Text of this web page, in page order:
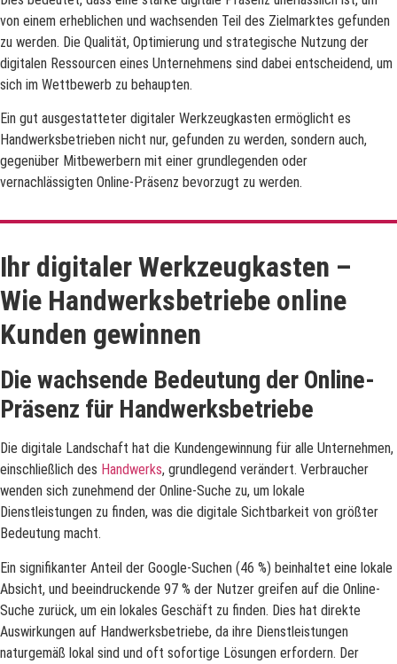
von einem erheblichen und wachsenden Teil des Zielmarktes gefunden
zu werden. Die Qualität, Optimierung und strategische Nutzung der
digitalen Ressourcen eines Unternehmens sind dabei entscheidend, um
sich im Wettbewerb zu behaupten.
Ein gut ausgestatteter digitaler Werkzeugkasten ermöglicht es
Handwerksbetrieben nicht nur, gefunden zu werden, sondern auch,
gegenüber Mitbewerbern mit einer grundlegenden oder
vernachlässigten Online-Präsenz bevorzugt zu werden.
Ihr digitaler Werkzeugkasten –
Wie Handwerksbetriebe online
Kunden gewinnen
Die wachsende Bedeutung der Online-
Präsenz für Handwerksbetriebe
Die digitale Landschaft hat die Kundengewinnung für alle Unternehmen,
einschließlich des Handwerks, grundlegend verändert. Verbraucher
wenden sich zunehmend der Online-Suche zu, um lokale
Dienstleistungen zu finden, was die digitale Sichtbarkeit von größter
Bedeutung macht.
Ein signifikanter Anteil der Google-Suchen (46 %) beinhaltet eine lokale
Absicht, und beeindruckende 97 % der Nutzer greifen auf die Online-
Suche zurück, um ein lokales Geschäft zu finden. Dies hat direkte
Auswirkungen auf Handwerksbetriebe, da ihre Dienstleistungen
naturgemäß lokal sind und oft sofortige Lösungen erfordern. Der